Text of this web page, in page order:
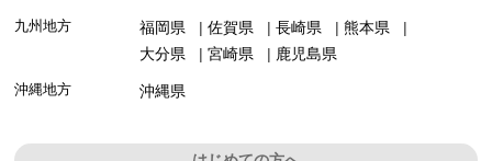
九州地方 福岡県 佐賀県 長崎県
熊本県
大分県
宮崎県 鹿児島県
沖縄地方 沖縄県